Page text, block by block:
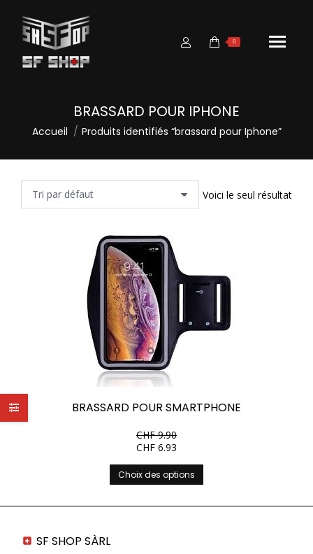
0
BRASSARD POUR IPHONE
Vous êtes ici :
Accueil Produits identifiés “brassard pour Iphone”
Voici le seul résultat
BRASSARD POUR SMARTPHONE
CHF9.90
CHF 6.93
Choix des options
Ce
produit
plusieurs
SF SHOP SÀRL